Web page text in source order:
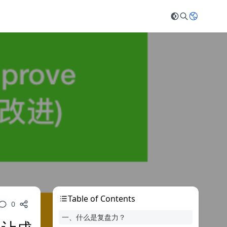
0 Table of Contents
一、什么是复盘力？